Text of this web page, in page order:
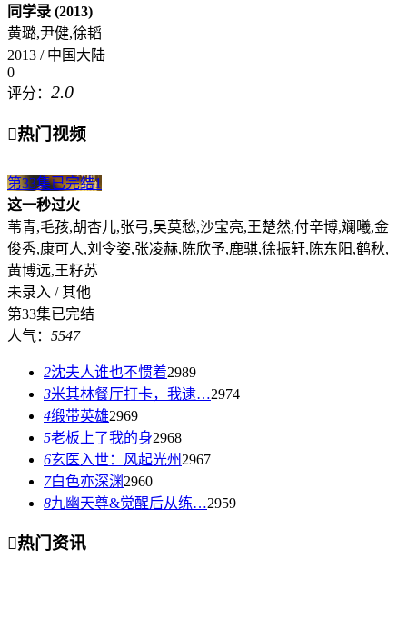
同学录 (2013)
黄璐,尹健,徐韬
2013 / 中国大陆
0
评分： 2.0
热门视频
第33集已完结1
这一秒过火
苇青,毛孩,胡杏儿,张弓,吴莫愁,沙宝亮,王楚然,付辛博,斓曦,金
俊秀,康可人,刘令姿,张凌赫,陈欣予,鹿骐,徐振轩,陈东阳,鹤秋,
黄博远,王籽苏
未录入 / 其他
第33集已完结
人气： 5547
2沈夫人谁也不惯着2989
3米其林餐厅打卡，我逮…2974
4缎带英雄2969
5老板上了我的身2968
6玄医入世：风起光州 2967
7白色亦深渊2960
8九幽天尊&觉醒后从练…2959
热门资讯